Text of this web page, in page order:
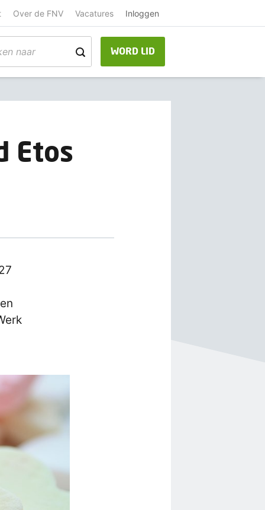
Over de FNV Vacatures Inloggen
WORD LID
Etos